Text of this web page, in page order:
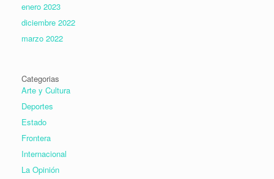
enero 2023
diciembre 2022
marzo 2022
Categorias
Arte y Cultura
Deportes
Estado
Frontera
Internacional
La Opinión